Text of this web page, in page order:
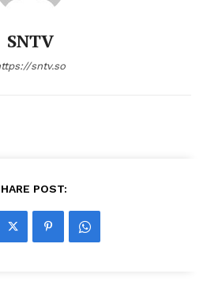
SNTV
sntv.so
POST: